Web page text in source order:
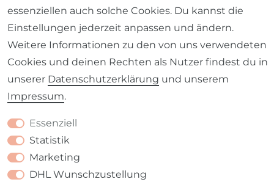
Impressum Daten­schutz­erklärung AGB
Barrierefreiheitserklärung Widerrufs­recht
VERTRAG WIDERRUFEN
essenziellen auch solche Cookies. Du kannst die
Einstellungen jederzeit anpassen und ändern.
Weitere Informationen zu den von uns verwendeten
Cookies und deinen Rechten als Nutzer findest du in
unserer Daten­schutz­erklärung und unserem
Impressum.
Essenziell
Statistik
Marketing
DHL Wunschzustellung